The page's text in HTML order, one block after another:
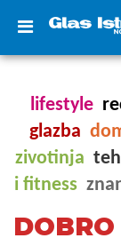
lifestyle
glazba
zivotinja
i fitness